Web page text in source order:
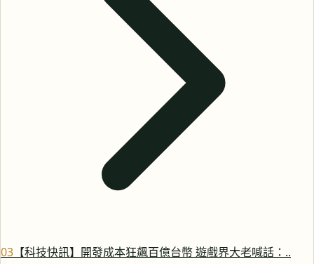
03 【科技快訊】開發成本狂飆百億台幣 遊戲界大老喊話：..